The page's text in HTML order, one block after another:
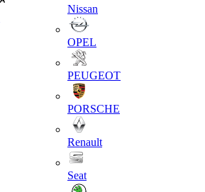
Nissan
OPEL
PEUGEOT
PORSCHE
Renault
Seat